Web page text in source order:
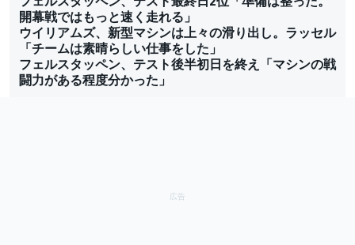
開幕戦ではもっと速く走れる」
ウイリアムズ、新型マシンは上々の滑り出し。ラッセル
「チームは素晴らしい仕事をした」
フェルスタッペン、テスト後半初日を終え「マシンの戦
闘力がある程度分かった」